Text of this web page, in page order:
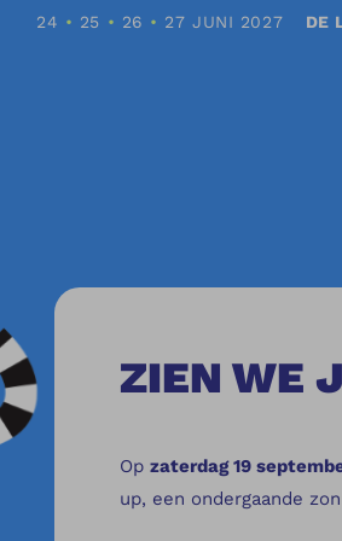
24 • 25 • 26 • 27 JUNI 2027 DE
ZIEN WE
Op zaterdag 19
up, een ondergaande